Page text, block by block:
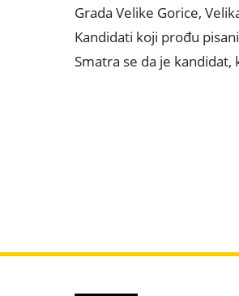
Grada Velike Gorice,
Kandidati koji prođu
Smatra se da je